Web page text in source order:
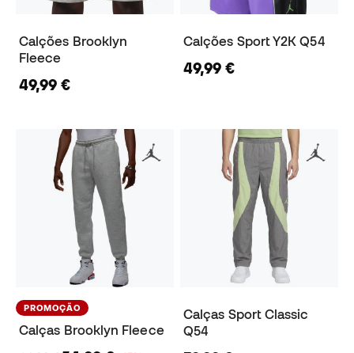
Calções Brooklyn
Fleece
49,99 €
Calções Sport Y2K Q54
49,99 €
PROMOÇÃO
Calças Brooklyn Fleece
Calças Sport Classic
Q54